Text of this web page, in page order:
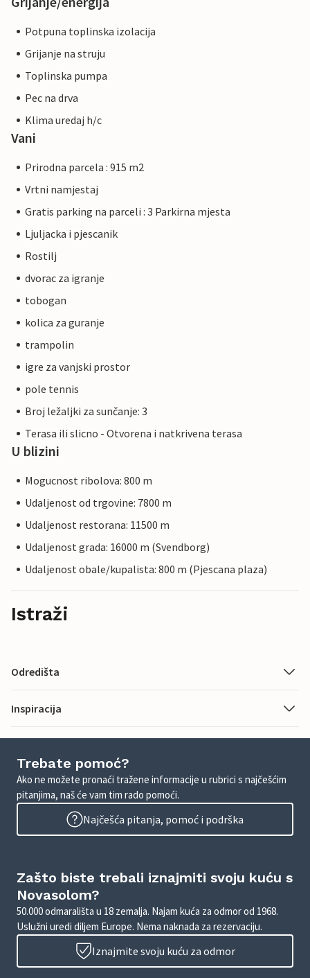
Potpuna toplinska izolacija
Grijanje na struju
Toplinska pumpa
Pec na drva
Klima uredaj h/c
Vani
Prirodna parcela : 915 m2
Vrtni namjestaj
Gratis parking na parceli : 3 Parkirna mjesta
Ljuljacka i pjescanik
Rostilj
dvorac za igranje
tobogan
kolica za guranje
trampolin
igre za vanjski prostor
pole tennis
Broj ležaljki za sunčanje: 3
Terasa ili slicno - Otvorena i natkrivena terasa
U blizini
Mogucnost ribolova: 800 m
Udaljenost od trgovine: 7800 m
Udaljenost restorana: 11500 m
Udaljenost grada: 16000 m (Svendborg)
Udaljenost obale/kupalista: 800 m (Pjescana plaza)
Istraži
Odredišta
Inspiracija
Trebate pomoć?
Ako ne možete pronaći tražene informacije u rubrici s najčešćim
pitanjima, naš će vam tim rado pomoći.
Najčešća pitanja, pomoć i podrška
Zašto biste trebali iznajmiti svoju kuću s
Novasolom?
50.000 odmarališta u 18 zemalja. Najam kuća za odmor od 1968.
Uslužni uredi diljem Europe. Nema naknada za rezervaciju.
Iznajmite svoju kuću za odmor